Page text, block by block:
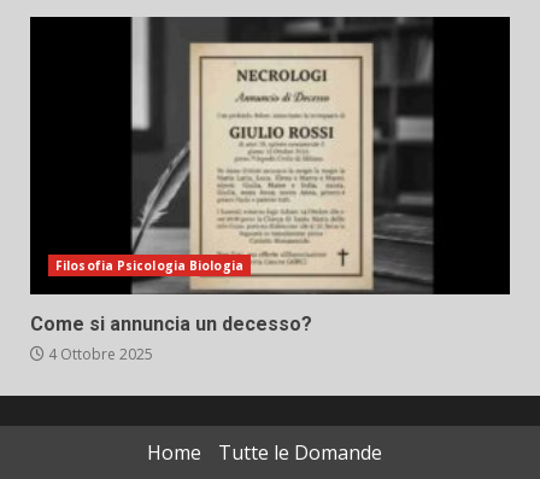
Filosofia Psicologia Biologia
Come si annuncia un decesso?
4 Ottobre 2025
Home Tutte le Domande